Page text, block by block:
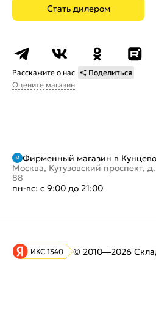
Стать дилером
Расскажите о нас
Поделиться
Оцените магазин
Фирменный магазин в Кунцево
Москва, Кутузовский проспект, д.
88
пн-вс: с 9:00 до 21:00
ИКС 1340 © 2010—2026